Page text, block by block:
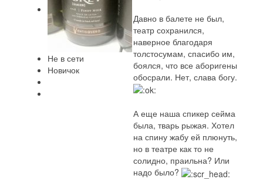
Не в сети
Новичок
Давно в балете не был,
театр сохранился,
наверное благодаря
толстосумам, спасибо им,
боялся, что все аборигены
обосрали. Нет, слава богу.
А еще наша спикер сейма
была, тварь рыжая. Хотел
на спину жабу ей плюнуть,
но в театре как то не
солидно, праильна? Или
надо было?